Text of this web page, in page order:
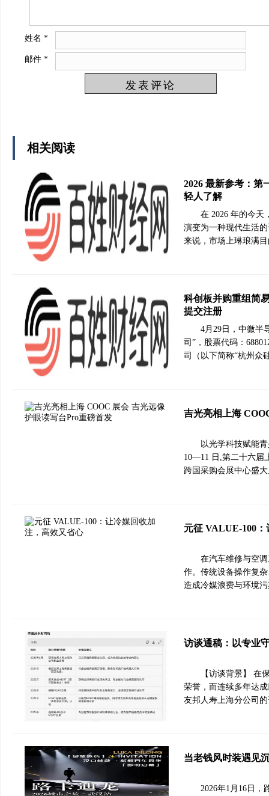
姓名 *
邮件 *
相关阅读
2026 最新参考：第
轻人了解
在 2026 年的今天
演变为一种现代生活
来说，市场上琳琅满
科创板并购重组简
提交注册
4月29日，中微半
司”，股票代码：
司（以下简称“杭州众
吉光亮相上海
以光学科技赋能
10—11 日,第二十六届
跨国采购会展中心盛
元征 VALUE-100
在汽车维修与空
作。传统设备操作复
造成冷媒浪费与环境
访谈通稿：以专业
【访谈背景】 在
荣誉，而连续多年达
友邦人寿上海分公司
当老钱风时装遇见
2026年1月16日